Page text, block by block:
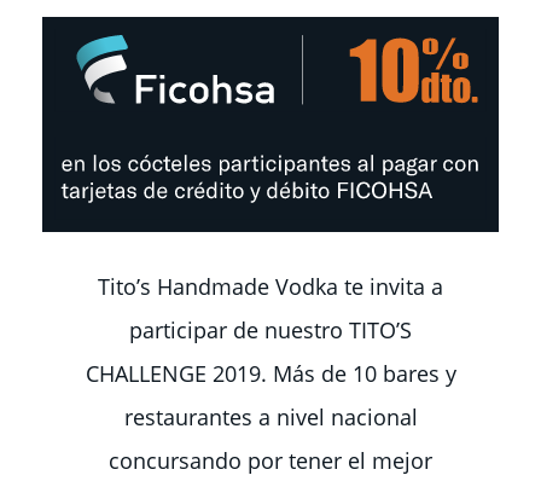
Tito’s Handmade Vodka te invita a
participar de nuestro TITO’S
CHALLENGE 2019. Más de 10 bares y
restaurantes a nivel nacional
concursando por tener el mejor